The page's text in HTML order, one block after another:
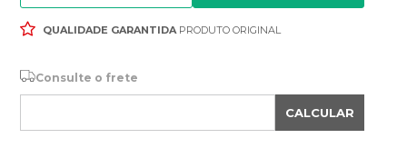
QUALIDADE GARANTIDAPRODUTO ORIGINAL
Consulte o frete
CALCULAR